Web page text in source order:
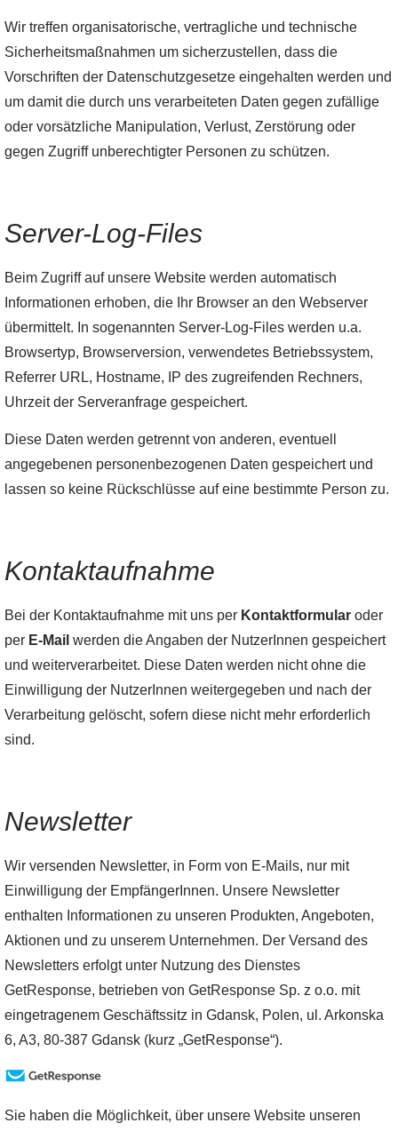
Wir treffen organisatorische, vertragliche und technische
Sicherheitsmaßnahmen um sicherzustellen, dass die
Vorschriften der Datenschutzgesetze eingehalten werden und
um damit die durch uns verarbeiteten Daten gegen zufällige
oder vorsätzliche Manipulation, Verlust, Zerstörung oder
gegen Zugriff unberechtigter Personen zu schützen.
Server-Log-Files
Beim Zugriff auf unsere Website werden automatisch
Informationen erhoben, die Ihr Browser an den Webserver
übermittelt. In sogenannten Server-Log-Files werden u.a.
Browsertyp, Browserversion, verwendetes Betriebssystem,
Referrer URL, Hostname, IP des zugreifenden Rechners,
Uhrzeit der Serveranfrage gespeichert.
Diese Daten werden getrennt von anderen, eventuell
angegebenen personenbezogenen Daten gespeichert und
lassen so keine Rückschlüsse auf eine bestimmte Person zu.
Kontaktaufnahme
Bei der Kontaktaufnahme mit uns per Kontaktformular oder
per E-Mail werden die Angaben der NutzerInnen gespeichert
und weiterverarbeitet. Diese Daten werden nicht ohne die
Einwilligung der NutzerInnen weitergegeben und nach der
Verarbeitung gelöscht, sofern diese nicht mehr erforderlich
sind.
Newsletter
Wir versenden Newsletter, in Form von E-Mails, nur mit
Einwilligung der EmpfängerInnen. Unsere Newsletter
enthalten Informationen zu unseren Produkten, Angeboten,
Aktionen und zu unserem Unternehmen. Der Versand des
Newsletters erfolgt unter Nutzung des Dienstes
GetResponse, betrieben von GetResponse Sp. z o.o. mit
eingetragenem Geschäftssitz in Gdansk, Polen, ul. Arkonska
6, A3, 80-387 Gdansk (kurz „GetResponse“).
Sie haben die Möglichkeit, über unsere Website unseren